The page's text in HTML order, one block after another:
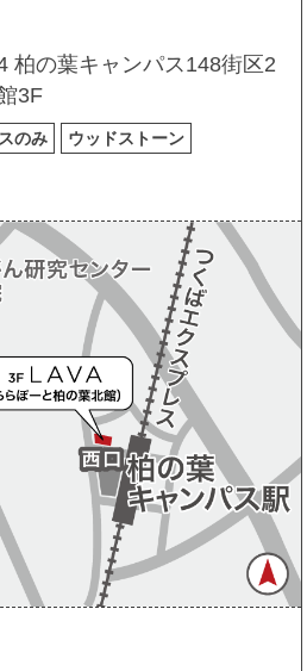
柏の葉キャンパス148街区2
3F
のみ ウッドストーン